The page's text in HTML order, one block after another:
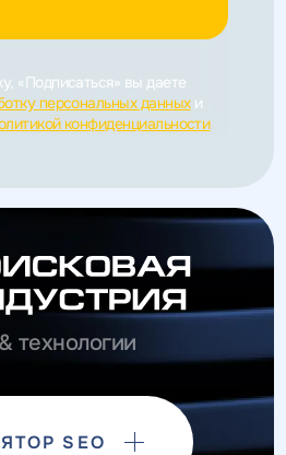
«Подписаться» вы даете
персональных данныхи
конфиденциальности
технологии
SEO